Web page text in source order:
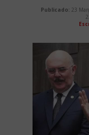
Publicado: 23